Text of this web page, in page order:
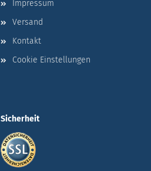
Impressum
Versand
Kontakt
Cookie Einstellungen
Sicherheit